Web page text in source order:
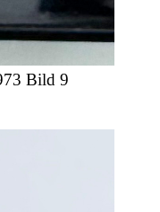
Bild 9